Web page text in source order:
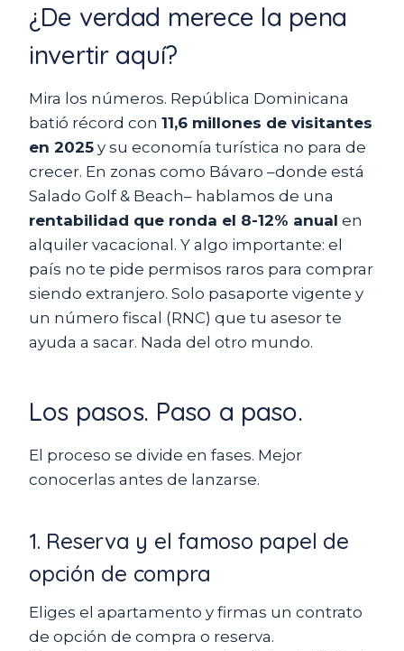
¿De verdad merece la pena
invertir aquí?
Mira los números. República Dominicana
batió récord con 11,6 millones de visitantes
en 2025 y su economía turística no para de
crecer. En zonas como Bávaro –donde está
Salado Golf & Beach– hablamos de una
rentabilidad que ronda el 8-12% anual en
alquiler vacacional. Y algo importante: el
país no te pide permisos raros para comprar
siendo extranjero. Solo pasaporte vigente y
un número fiscal (RNC) que tu asesor te
ayuda a sacar. Nada del otro mundo.
Los pasos. Paso a paso.
El proceso se divide en fases. Mejor
conocerlas antes de lanzarse.
1. Reserva y el famoso papel de
opción de compra
Eliges el apartamento y firmas un contrato
de opción de compra o reserva.